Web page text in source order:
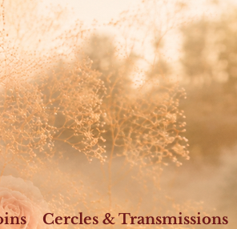
Cercles & Transmissions